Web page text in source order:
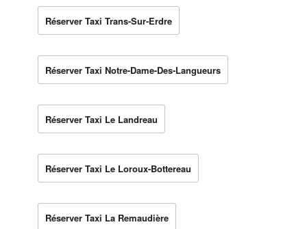
Réserver Taxi Trans-Sur-Erdre
Réserver Taxi Notre-Dame-Des-Langueurs
Réserver Taxi Le Landreau
Réserver Taxi Le Loroux-Bottereau
Réserver Taxi La Remaudière